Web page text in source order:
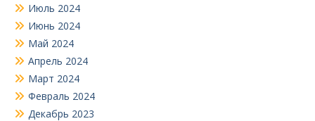
Июль 2024
Июнь 2024
Май 2024
Апрель 2024
Март 2024
Февраль 2024
Декабрь 2023